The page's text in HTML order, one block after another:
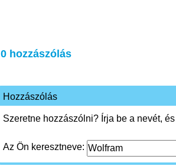
0 hozzászólás
Hozzászólás
Szeretne hozzászólni? Írja be a nevét,
Az Ön keresztneve: